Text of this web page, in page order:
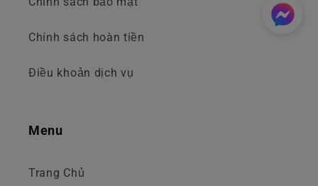
Chính sách hoàn tiền
Điều khoản dịch vụ
Menu
Trang Chủ